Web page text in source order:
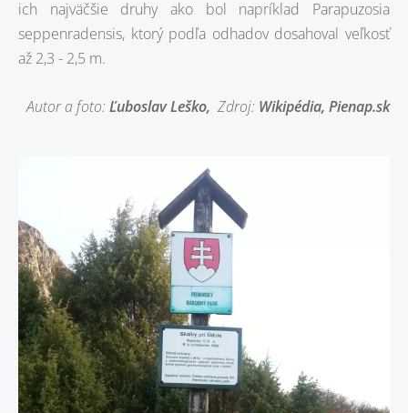
ich najväčšie druhy ako bol napríklad Parapuzosia
seppenradensis, ktorý podľa odhadov dosahoval veľkosť
až 2,3 - 2,5 m.
Autor a foto: Ľuboslav Leško, Zdroj: Wikipédia, Pienap.sk